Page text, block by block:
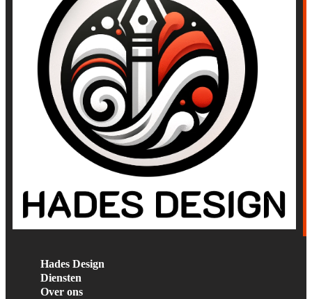
Hades Design
Diensten
Over ons